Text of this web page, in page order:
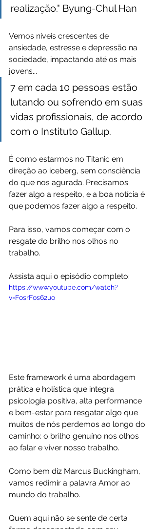
realização." Byung-Chul Han
Vemos níveis crescentes de
ansiedade, estresse e depressão na
sociedade, impactando até os mais
jovens...
7 em cada 10 pessoas estão
lutando ou sofrendo em suas
vidas profissionais, de acordo
com o Instituto Gallup.
É como estarmos no Titanic em
direção ao iceberg, sem consciência
do que nos agurada. Precisamos
fazer algo a respeito, e a boa notícia é
que podemos fazer algo a respeito.
Para isso, vamos começar com o
resgate do brilho nos olhos no
trabalho.
Assista aqui o episódio completo:
https://www.youtube.com/watch?
v=FosrFos62uo
Este framework é uma abordagem
prática e holística que integra
psicologia positiva, alta performance
e bem-estar para resgatar algo que
muitos de nós perdemos ao longo do
caminho: o brilho genuíno nos olhos
ao falar e viver nosso trabalho.
Como bem diz Marcus Buckingham,
vamos redimir a palavra Amor ao
mundo do trabalho.
Quem aqui não se sente de certa